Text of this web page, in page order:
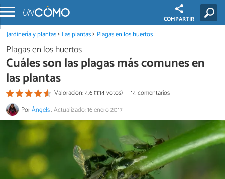
COMPARTIR
Jardinería y plantas Las plantas Plagas en los huertos
Plagas en los huertos
Cuáles son las plagas más comunes en
las plantas
Valoración: 4.6 (334 votos)
14 comentarios
PorÀngels.Actualizado: 16 enero 2017